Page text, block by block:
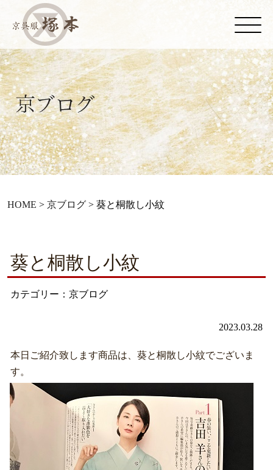
HOME > 京ブログ> 葵と桐散し小紋
葵と桐散し小紋
カテゴリー：京ブログ
2023.03.28
本日ご紹介致します商品は、葵と桐散し小紋でございま
す。